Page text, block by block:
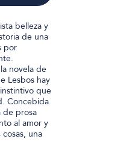
belleza y
de una
por
novela de
Lesbos hay
que
Concebida
de prosa
al amor y
una